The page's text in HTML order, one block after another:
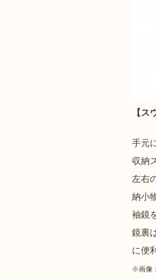
【ス
手元
収納
左右
納小
袖鏡
鏡裏
に便
※画像